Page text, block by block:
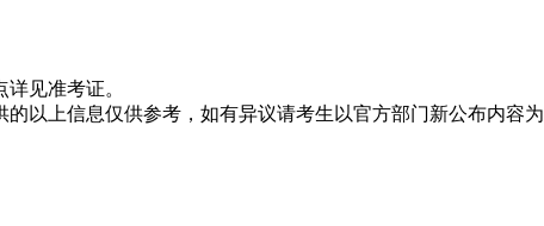
见准考证。
以上信息仅供参考，如有异议请考生以官方部门新公布内容